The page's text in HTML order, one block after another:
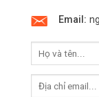
Email: